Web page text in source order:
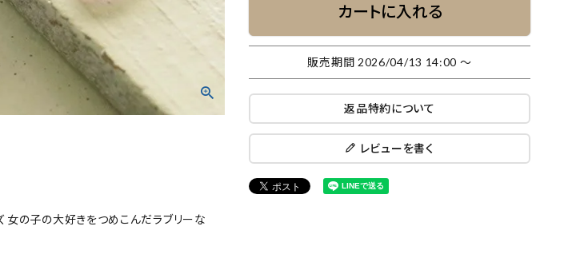
女の子の大好きをつめこんだラブリーな
カートに入れる
販売期間 2026/04/13 14:00 〜
返品特約について
レビューを書く